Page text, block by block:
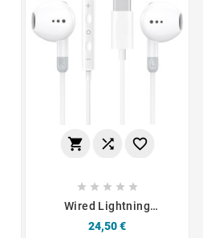
  
    
Wired Lightning
MC-EFBL01 White
Prix
24,50 €